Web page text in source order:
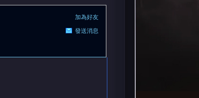
加為好友
發送消息